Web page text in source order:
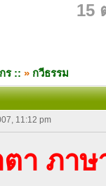
15
ร :: » กวีธรรม
11:12 pm
า ภาษ